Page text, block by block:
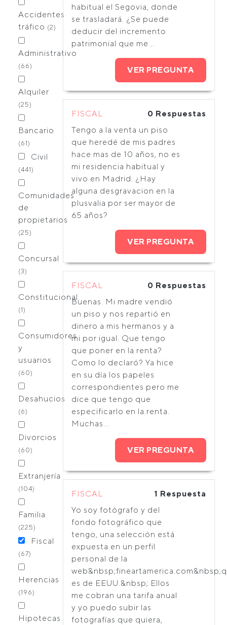
Accidentes
tráfico (2)
Administrativo
(66)
Alquiler
(25)
Bancario
(61)
Civil
(441)
Comunidades
de
propietarios
(25)
Concursal
(3)
Constitucional
(1)
Consumidores
y
usuarios
(60)
Desahucios
(6)
Divorcios
(60)
Extranjería
(104)
Familia
(225)
Fiscal
(67)
Herencias
(196)
Hipotecas
habitual el Segovia, donde
se trasladará. ¿Se puede
deducir del incremento
patrimonial que me...
VER PREGUNTA
FISCAL
0 Respuestas
Tengo a la venta un piso
que heredé de mis padres
hace mas de 10 años, no es
mi residencia habitual y
vivo en Madrid. ¿Hay
alguna desgravacion en la
plusvalia por ser mayor de
65 años?
VER PREGUNTA
FISCAL
0 Respuestas
Buenas. Mi madre vendió
un piso y nos repartió en
dinero a mis hermanos y a
mi por igual. Que tengo
que poner en la renta?
Como lo declaró? Ya hice
en su día los papeles
correspondientes pero me
dice que tengo que
especificarlo en la renta.
Muchas...
VER PREGUNTA
FISCAL
1 Respuesta
Yo soy fotógrafo y del
fondo fotográfico que
tengo, una selección está
expuesta en un perfil
personal de la
es de EEUU.&nbsp; Ellos
me cobran una tarifa anual
y yo puedo subir las
fotografías que quiera,